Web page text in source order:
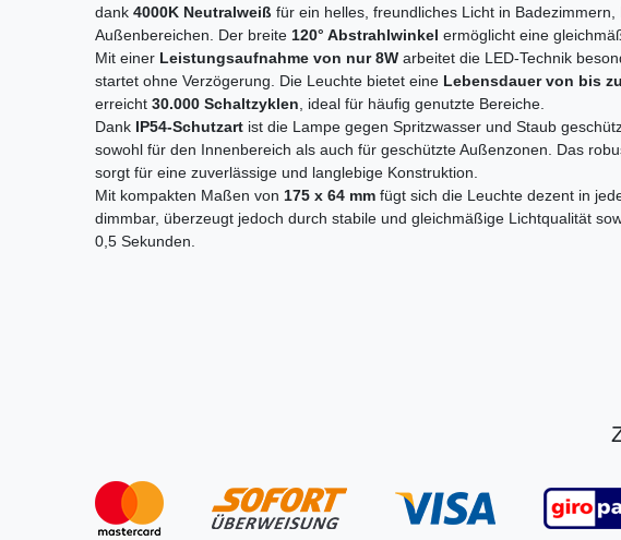
dank 4000K Neutralweiß für ein helles, freundliches Licht in
Außenbereichen. Der breite 120° Abstrahlwinkel ermöglicht eine
Mit einer Leistungsaufnahme von nur 8W arbeitet die LED-Technik
startet ohne Verzögerung. Die Leuchte bietet eine Lebensdauer von bis
erreicht 30.000 Schaltzyklen, ideal für häufig genutzte Bereiche.
Dank IP54-Schutzart ist die Lampe gegen Spritzwasser und Staub
sowohl für den Innenbereich als auch für geschützte Außenzonen. Das
sorgt für eine zuverlässige und langlebige Konstruktion.
Mit kompakten Maßen von 175 x 64 mm fügt sich die Leuchte dezent in
dimmbar, überzeugt jedoch durch stabile und gleichmäßige Lichtqualität
0,5 Sekunden.